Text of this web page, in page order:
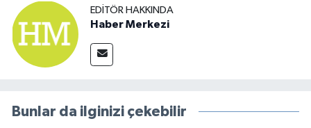
EDITÖR HAKKINDA
Haber Merkezi
Bunlar da ilginizi çekebilir